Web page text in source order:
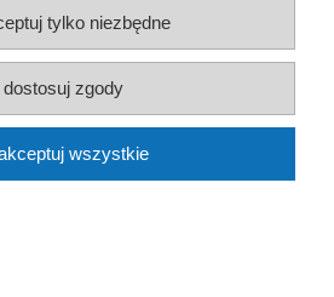
Tadeusz
profesjonalnie polecam
tylko niezbędne
dostosuj zgody
wszystkie